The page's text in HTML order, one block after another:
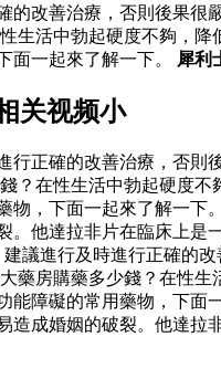
改善治療，否則後果
活中勃起硬度不夠，
面一起來了解一下。
犀利
关视频小
正確的改善治療，否
在性生活中勃起硬度
，下面一起來了解一
他達拉非片在臨床上
議進行及時進行正確的
房購藥多少錢？在性
障礙的常用藥物，下
成婚姻的破裂。他達